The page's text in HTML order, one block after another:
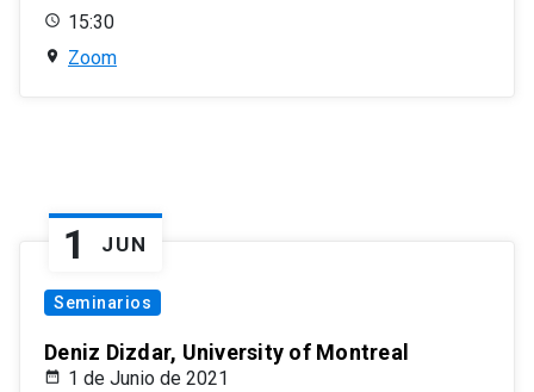
15:30
Zoom
1 JUN
Seminarios
Deniz Dizdar, University of Montreal
1 de Junio de 2021